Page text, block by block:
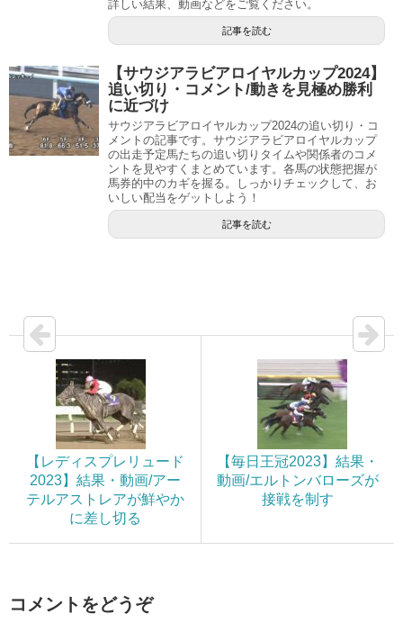
詳しい結果、動画などをご覧ください。
記事を読む
【サウジアラビアロイヤルカップ2024】
追い切り・コメント/動きを見極め勝利
に近づけ
サウジアラビアロイヤルカップ2024の追い切り・コ
メントの記事です。サウジアラビアロイヤルカップ
の出走予定馬たちの追い切りタイムや関係者のコメ
ントを見やすくまとめています。各馬の状態把握が
馬券的中のカギを握る。しっかりチェックして、お
いしい配当をゲットしよう！
記事を読む
【レディスプレリュード
2023】結果・動画/アー
テルアストレアが鮮やか
に差し切る
【毎日王冠2023】結果・
動画/エルトンバローズが
接戦を制す
コメントをどうぞ